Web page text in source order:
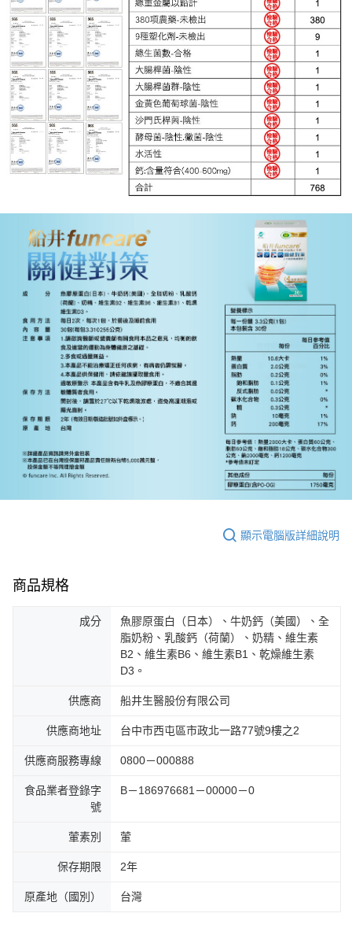
顯示電腦版詳細說明
商品規格
成分
魚膠原蛋白（日本）、牛奶鈣（美國）、全
脂奶粉、乳酸鈣（荷蘭）、奶精、維生素
B2、維生素B6、維生素B1、乾燥維生素
D3。
供應商 船井生醫股份有限公司
供應商地址 台中市西屯區市政北一路77號9樓之2
供應商服務專線 0800－000888
食品業者登錄字
號
B－186976681－00000－0
葷素別 葷
保存期限 2年
原產地（國別） 台灣